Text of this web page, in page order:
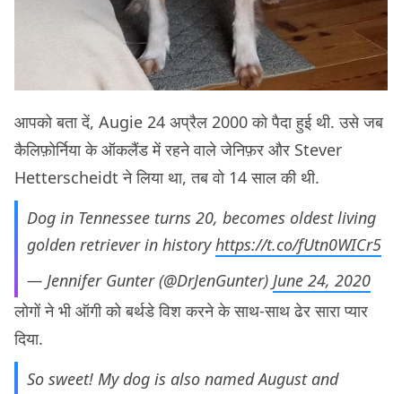
आपको बता दें, Augie 24 अप्रैल 2000 को पैदा हुई थी. उसे जब
कैलिफ़ोर्निया के ऑकलैंड में रहने वाले जेनिफ़र और Stever
Hetterscheidt ने लिया था, तब वो 14 साल की थी.
Dog in Tennessee turns 20, becomes oldest living
golden retriever in historyhttps://t.co/fUtn0WICr5
— Jennifer Gunter (@DrJenGunter) June 24, 2020
लोगों ने भी ऑगी को बर्थडे विश करने के साथ-साथ ढेर सारा प्यार
दिया.
So sweet! My dog is also named August and